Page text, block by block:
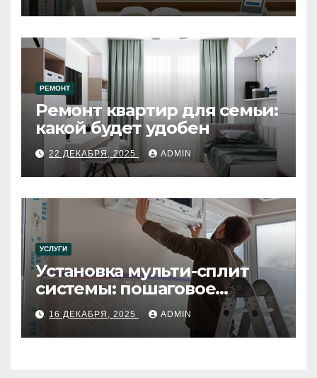
РЕМОНТ
Ремонт квартир для семьи:
какой будет удобен
22 ДЕКАБРЯ, 2025 ADMIN
УСЛУГИ
Установка мульти-сплит
системы: пошаговое
руководство
16 ДЕКАБРЯ, 2025 ADMIN